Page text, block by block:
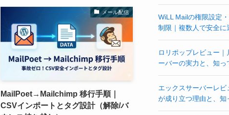
メール配信
MailPoet→Mailchimp 移行手順｜
CSVインポートとタグ設計（解除/バ
WiLL Mailの権限設定
制限｜複数人で安全に
ロリポップレビュー
ーバーの実力と、知っ
エックスサーバーレビ
が成り立つ理由と、知